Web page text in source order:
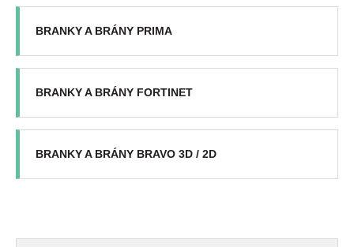
BRANKY A BRÁNY PRIMA
BRANKY A BRÁNY FORTINET
BRANKY A BRÁNY BRAVO 3D / 2D